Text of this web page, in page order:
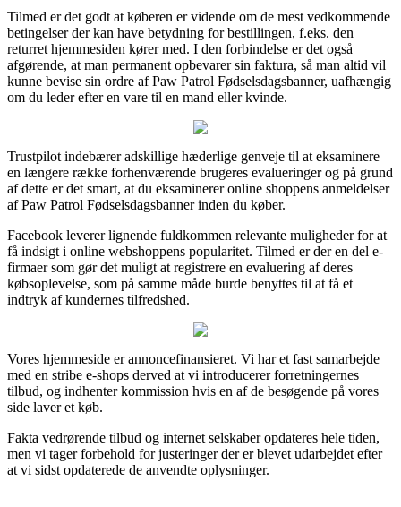
Tilmed er det godt at køberen er vidende om de mest vedkommende
betingelser der kan have betydning for bestillingen, f.eks. den
returret hjemmesiden kører med. I den forbindelse er det også
afgørende, at man permanent opbevarer sin faktura, så man altid vil
kunne bevise sin ordre af Paw Patrol Fødselsdagsbanner, uafhængig
om du leder efter en vare til en mand eller kvinde.
Trustpilot indebærer adskillige hæderlige genveje til at eksaminere
en længere række forhenværende brugeres evalueringer og på grund
af dette er det smart, at du eksaminerer online shoppens anmeldelser
af Paw Patrol Fødselsdagsbanner inden du køber.
Facebook leverer lignende fuldkommen relevante muligheder for at
få indsigt i online webshoppens popularitet. Tilmed er der en del e-
firmaer som gør det muligt at registrere en evaluering af deres
købsoplevelse, som på samme måde burde benyttes til at få et
indtryk af kundernes tilfredshed.
Vores hjemmeside er annoncefinansieret. Vi har et fast samarbejde
med en stribe e-shops derved at vi introducerer forretningernes
tilbud, og indhenter kommission hvis en af de besøgende på vores
side laver et køb.
Fakta vedrørende tilbud og internet selskaber opdateres hele tiden,
men vi tager forbehold for justeringer der er blevet udarbejdet efter
at vi sidst opdaterede de anvendte oplysninger.